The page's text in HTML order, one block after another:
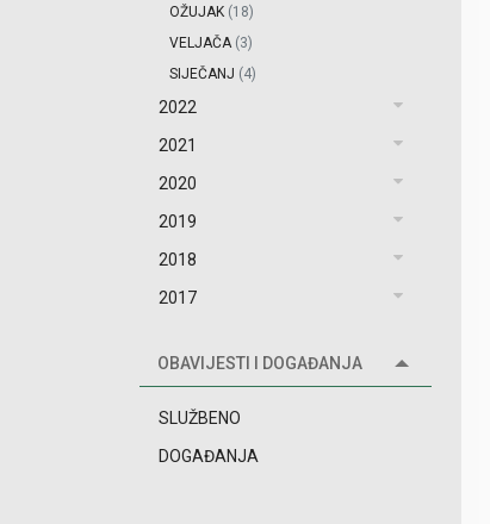
OŽUJAK (18)
VELJAČA (3)
SIJEČANJ (4)
2022
2021
2020
2019
2018
2017
OBAVIJESTI I DOGAĐANJA
SLUŽBENO
DOGAĐANJA